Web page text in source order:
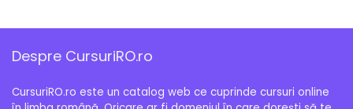
Despre CursuriRO.ro
CursuriRO.ro este un catalog web ce cuprinde cursuri online